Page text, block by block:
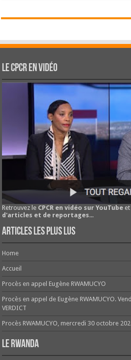
Le CPCR en vidéo
Retrouvez le CPCR en vidéo sur YouTube
d'articles et de reportages...
Articles les plus lus
Home
Accueil
Procès en appel Eugène RWAMUCYO
Procès en appel de Eugène RWAMUCYO.
VERDICT
Procès RWAMUCYO, mercredi 30 octobre
Le Rwanda